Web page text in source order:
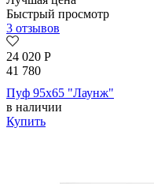
Быстрый просмотр
3 отзывов
24 020 Р
41 780
Пуф 95х65 "Лаунж"
в наличии
Купить